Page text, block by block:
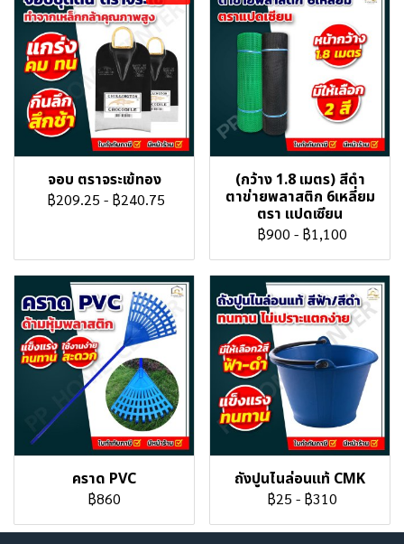
จอบ ตราจระเข้ทอง
฿209.25 - ฿240.75
(กว้าง 1.8 เมตร) สีดำ
ตาข่ายพลาสติก 6เหลี่ยม
ตรา แปดเซียน
฿900 - ฿1,100
คราด PVC
฿860
ถังปูนไนล่อนแท้ CMK
฿25 - ฿310